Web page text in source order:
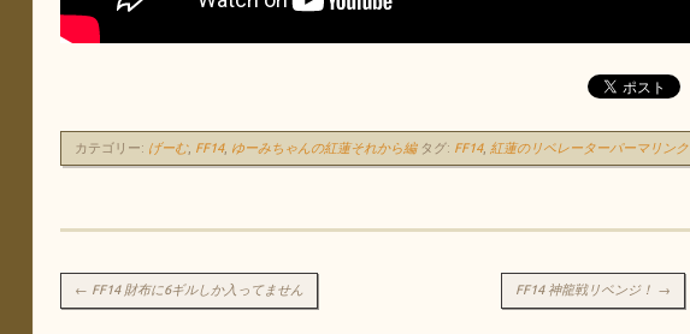
カテゴリー: げーむ, FF14, ゆーみちゃんの紅蓮それから編タグ: FF14, 紅蓮のリベレーターパーマリンク
投稿ナビゲーション
← FF14 財布に6ギルしか入ってません FF14 神龍戦リベンジ！ →